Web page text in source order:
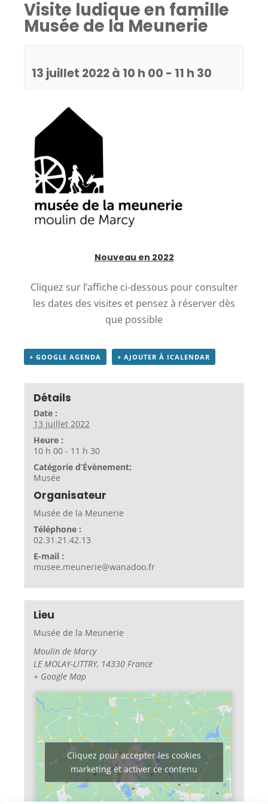
Visite ludique en famille
Musée de la Meunerie
13 juillet 2022 à 10 h 00 - 11 h 30
Nouveau en 2022
Cliquez sur l’affiche ci-dessous pour consulter
les dates des visites et pensez à réserver dès
que possible
+ GOOGLE AGENDA + AJOUTER À ICALENDAR
Détails
Date :
13 juillet 2022
Heure :
10 h 00 - 11 h 30
Catégorie d’Évènement:
Musée
Organisateur
Musée de la Meunerie
Téléphone :
02.31.21.42.13
E-mail :
musee.meunerie@wanadoo.fr
Lieu
Musée de la Meunerie
Moulin de Marcy
LE MOLAY-LITTRY, 14330 France
+ Google Map
Cliquez pour accepter les cookies
marketing et activer ce contenu